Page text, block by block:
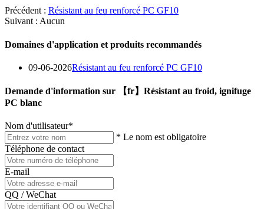
Précédent : Résistant au feu renforcé PC GF10
Suivant : Aucun
Domaines d'application et produits recommandés
09-06-2026Résistant au feu renforcé PC GF10
Demande d'information sur 【fr】Résistant au froid, ignifuge
PC blanc
Nom d'utilisateur*
* Le nom est obligatoire
Téléphone de contact
E-mail
QQ / WeChat